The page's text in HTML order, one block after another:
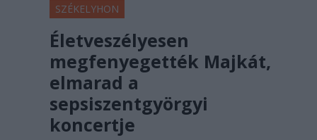
SZÉKELYHON
Életveszélyesen
megfenyegették Majkát,
elmarad a
sepsiszentgyörgyi
koncertje